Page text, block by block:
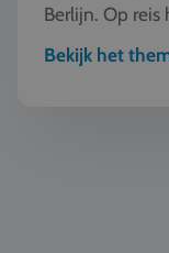
Berlijn. Op
te beleven en...
Bekijk het